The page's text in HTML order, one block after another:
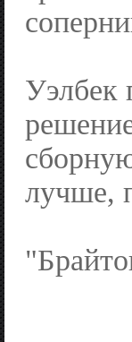
Уэлбек
лучше,